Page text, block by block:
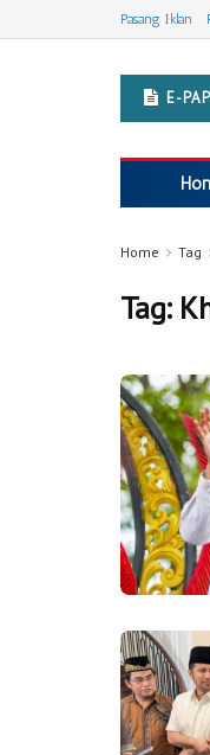
Pasang Iklan
E-
Home Tag
Tag: